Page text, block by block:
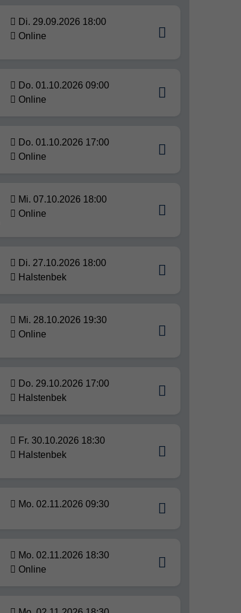
Di. 29.09.2026 18:00
Online
Do. 01.10.2026 09:00
Online
Do. 01.10.2026 17:00
Online
Mi. 07.10.2026 18:00
Online
Di. 27.10.2026 18:00
Halstenbek
Mi. 28.10.2026 19:30
Online
Do. 29.10.2026 17:00
Halstenbek
Fr. 30.10.2026 18:30
Halstenbek
Mo. 02.11.2026 09:30
Mo. 02.11.2026 18:30
Online